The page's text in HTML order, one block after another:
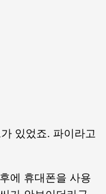
있었죠. 파이라고
에 휴대폰을 사용